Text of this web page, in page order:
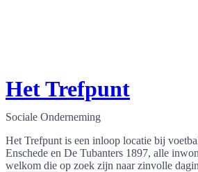
Het Trefpunt
Sociale Onderneming
Het Trefpunt is een inloop locatie bij
Enschede en De Tubanters 1897, alle
welkom die op zoek zijn naar zinvolle